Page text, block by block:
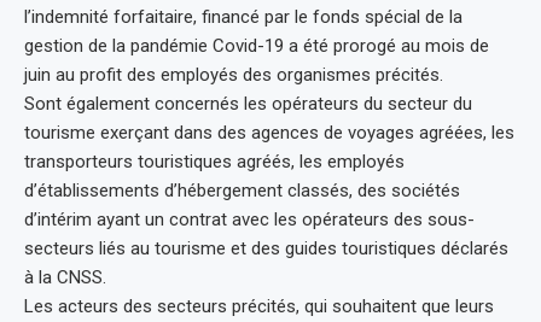
l’indemnité forfaitaire, financé par le fonds spécial de la
gestion de la pandémie Covid-19 a été prorogé au mois de
juin au profit des employés des organismes précités.
Sont également concernés les opérateurs du secteur du
tourisme exerçant dans des agences de voyages agréées, les
transporteurs touristiques agréés, les employés
d’établissements d’hébergement classés, des sociétés
d’intérim ayant un contrat avec les opérateurs des sous-
secteurs liés au tourisme et des guides touristiques déclarés
à la CNSS.
Les acteurs des secteurs précités, qui souhaitent que leurs